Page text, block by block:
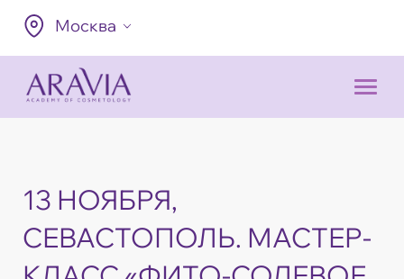
Москва
13 НОЯБРЯ,
СЕВАСТОПОЛЬ. МАСТЕР-